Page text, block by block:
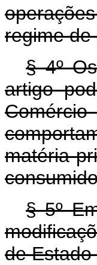
regime de
§ 4º
artigo
matéria-
§ 5º
de